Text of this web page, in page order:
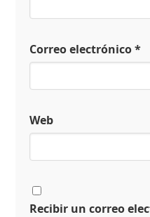
Correo electrónico*
Web
Recibir un correo